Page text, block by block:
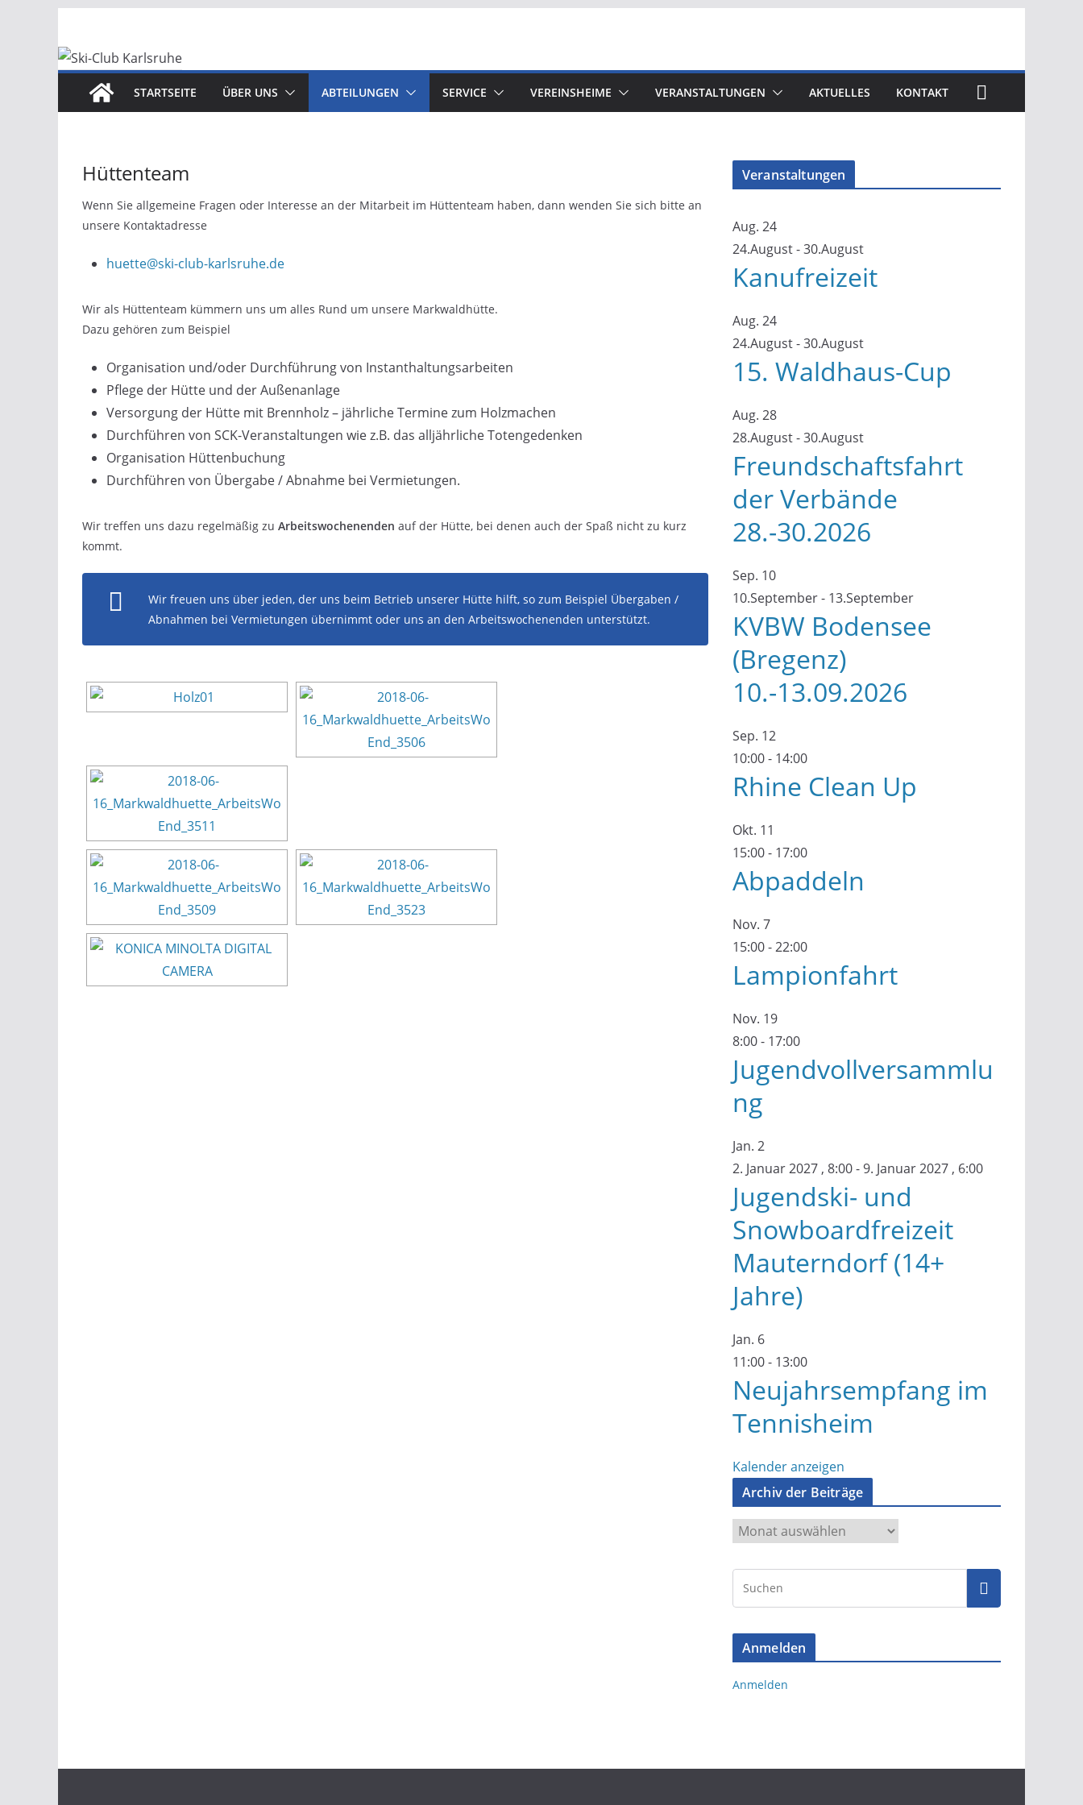
springen
STARTSEITE ÜBER UNS ABTEILUNGEN SERVICE VEREINSHEIME VERANSTALTUNGEN AKTUELLES KONTAKT
Hüttenteam
Wenn Sie allgemeine Fragen oder Interesse an der Mitarbeit im Hüttenteam haben, dann wenden Sie sich bitte an
unsere Kontaktadresse
huette@ski-club-karlsruhe.de
Wir als Hüttenteam kümmern uns um alles Rund um unsere Markwaldhütte.
Dazu gehören zum Beispiel
Organisation und/oder Durchführung von Instanthaltungsarbeiten
Pflege der Hütte und der Außenanlage
Versorgung der Hütte mit Brennholz – jährliche Termine zum Holzmachen
Durchführen von SCK-Veranstaltungen wie z.B. das alljährliche Totengedenken
Organisation Hüttenbuchung
Durchführen von Übergabe / Abnahme bei Vermietungen.
Wir treffen uns dazu regelmäßig zu Arbeitswochenenden auf der Hütte, bei denen auch der Spaß nicht zu kurz
kommt.
Wir freuen uns über jeden, der uns beim Betrieb unserer Hütte hilft, so zum Beispiel Übergaben /
Abnahmen bei Vermietungen übernimmt oder uns an den Arbeitswochenenden unterstützt.
Veranstaltungen
Aug. 24
24.August-30.August
Kanufreizeit
Aug. 24
24.August-30.August
15. Waldhaus-Cup
Aug. 28
28.August-30.August
Freundschaftsfahrt
der Verbände
28.-30.2026
Sep. 10
10.September- 13.September
KVBW Bodensee
(Bregenz)
10.-13.09.2026
Sep. 12
10:00- 14:00
Rhine Clean Up
Okt. 11
15:00- 17:00
Abpaddeln
Nov. 7
15:00-22:00
Lampionfahrt
Nov. 19
8:00- 17:00
Jugendvollversammlu
ng
Jan. 2
2. Januar 2027 , 8:00-9. Januar 2027 , 6:00
Jugendski- und
Snowboardfreizeit
Mauterndorf (14+
Jahre)
Jan. 6
11:00- 13:00
Neujahrsempfang im
Tennisheim
Kalender anzeigen
Archiv der Beiträge
r
c
i
r
t
Anmelden
Anmelden